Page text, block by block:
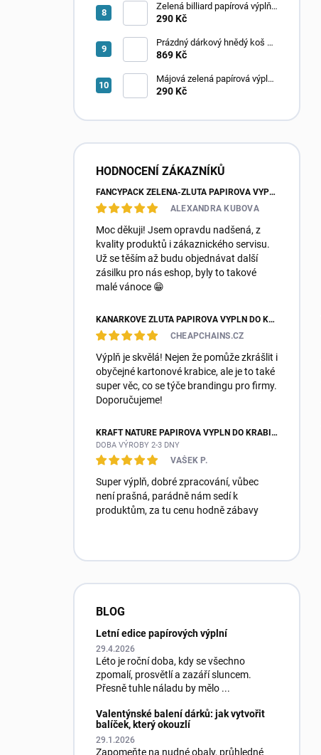
Zelená billiard papírová výplň
do krabic Fancypack
290 Kč
Prázdný dárkový hnědý koš –
rozměr 230x170x80, balení 25
869 Kč
Májová zelená papírová výplň
do krabic Fancypack
290 Kč
HODNOCENÍ ZÁKAZNÍKŮ
FANCYPACK ZELENÁ-ŽLUTÁ PAPÍROVÁ VÝPLŇ DO KRABIC
ALEXANDRA KUBOVA
Moc děkuji! Jsem opravdu nadšená, z
kvality produktů i zákaznického servisu.
Už se těším až budu objednávat další
zásilku pro nás eshop, byly to takové
malé vánoce 😁
KANÁRKOVĚ ŽLUTÁ PAPÍROVÁ VÝPLŇ DO KRABIC FANCYPACK
CHEAPCHAINS.CZ
Výplň je skvělá! Nejen že pomůže zkrášlit i
obyčejné kartonové krabice, ale je to také
super věc, co se týče brandingu pro firmy.
Doporučujeme!
KRAFT NATURE PAPÍROVÁ VÝPLŇ DO KRABIC FANCYPACK
DOBA VÝROBY 2-3 DNY
VAŠEK P.
Super výplň, dobré zpracování, vůbec
není prašná, parádně nám sedí k
produktům, za tu cenu hodně zábavy
BLOG
Letní edice papírových výplní
29.4.2026
Léto je roční doba, kdy se všechno
zpomalí, prosvětlí a zazáří sluncem.
Přesně tuhle náladu by mělo ...
Valentýnské balení dárků: jak vytvořit
balíček, který okouzlí
29.1.2026
Zapomeňte na nudné obaly, průhledné